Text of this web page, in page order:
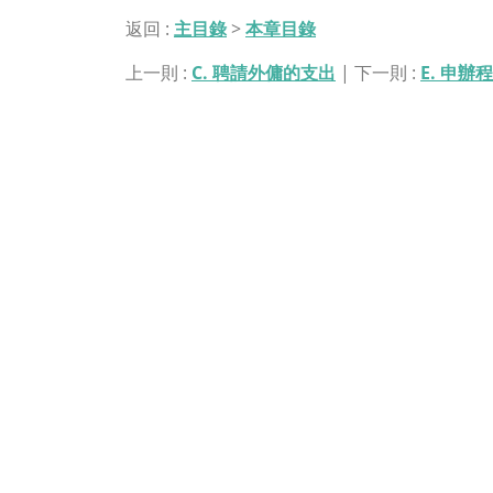
返回 : 主目錄>本章目錄
上一則 : C. 聘請外傭的支出 | 下一則 : E. 申辦